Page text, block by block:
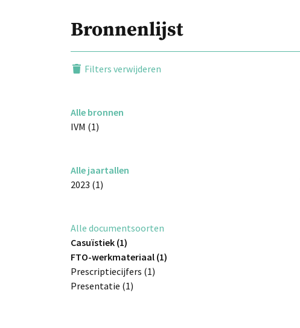
Bronnenlijst
Filters verwijderen
Alle bronnen
IVM (1)
Alle jaartallen
2023 (1)
Alle documentsoorten
Casuïstiek (1)
FTO-werkmateriaal (1)
Prescriptiecijfers (1)
Presentatie (1)